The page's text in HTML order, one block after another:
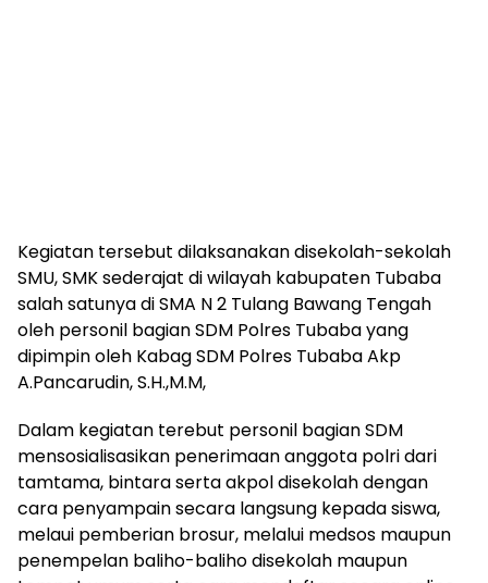
Kegiatan tersebut dilaksanakan disekolah-sekolah
SMU, SMK sederajat di wilayah kabupaten Tubaba
salah satunya di SMA N 2 Tulang Bawang Tengah
oleh personil bagian SDM Polres Tubaba yang
dipimpin oleh Kabag SDM Polres Tubaba Akp
A.Pancarudin, S.H.,M.M,
Dalam kegiatan terebut personil bagian SDM
mensosialisasikan penerimaan anggota polri dari
tamtama, bintara serta akpol disekolah dengan
cara penyampain secara langsung kepada siswa,
melaui pemberian brosur, melalui medsos maupun
penempelan baliho-baliho disekolah maupun